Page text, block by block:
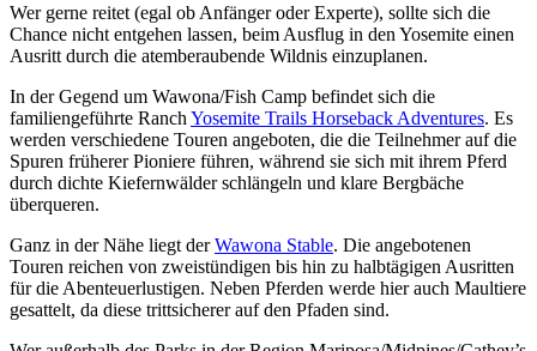
Wer gerne reitet (egal ob Anfänger oder Experte), sollte sich die
Chance nicht entgehen lassen, beim Ausflug in den Yosemite einen
Ausritt durch die atemberaubende Wildnis einzuplanen.
In der Gegend um Wawona/Fish Camp befindet sich die
familiengeführte Ranch Yosemite Trails Horseback Adventures. Es
werden verschiedene Touren angeboten, die die Teilnehmer auf die
Spuren früherer Pioniere führen, während sie sich mit ihrem Pferd
durch dichte Kiefernwälder schlängeln und klare Bergbäche
überqueren.
Ganz in der Nähe liegt derWawona Stable. Die angebotenen
Touren reichen von zweistündigen bis hin zu halbtägigen Ausritten
für die Abenteuerlustigen. Neben Pferden werde hier auch Maultiere
gesattelt, da diese trittsicherer auf den Pfaden sind.